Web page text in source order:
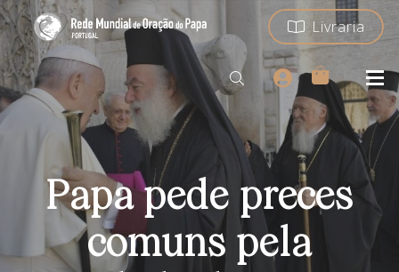
Livraria
Papa pede preces
comuns pela